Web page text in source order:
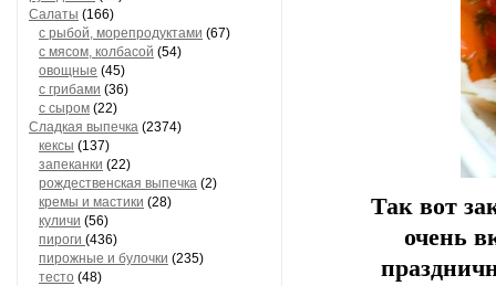
Салаты (166)
с рыбой, морепродуктами (67)
с мясом, колбасой (54)
овощные (45)
с грибами (36)
с сыром (22)
Сладкая выпечка (2374)
кексы (137)
запеканки (22)
рождественская выпечка (2)
кремы и мастики (28)
куличи (56)
пироги (436)
пирожные и булочки (235)
тесто (48)
Так вот
очень